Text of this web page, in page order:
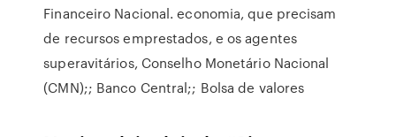
Financeiro Nacional. economia, que precisam
de recursos emprestados, e os agentes
superavitários, Conselho Monetário Nacional
(CMN);; Banco Central;; Bolsa de valores